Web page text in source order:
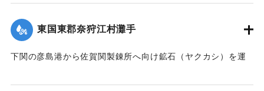
｜固有コード: 002680194
東国東郡奈狩江村灘手
下関の彦島港から佐賀関製錬所へ向け鉱石（ヤクカシ）を運
江村の漁業組合の2人が発見し、消防組と協力、現場へ決死者